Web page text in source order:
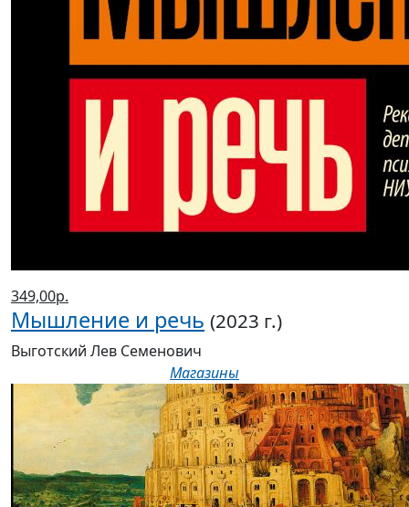
349,00р.
Мышление и речь (2023 г.)
Выготский Лев Семенович
Магазины